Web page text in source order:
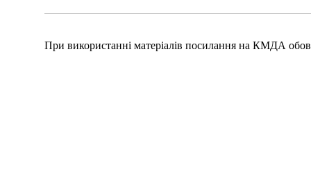
При використанні матеріалів посилання на КМДА